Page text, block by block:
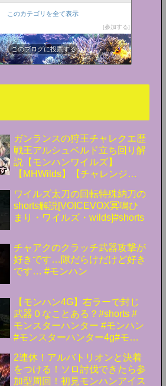
ングBTOパソコン総研
ちブログ
会化黙示録
ミングPCランキング
このカテゴリを全て表示
参加する
このブログに投票する
ガンランスの狩王チャレクエ歴
戦王アルシュベルド立ち回り解
説【モンハンワイルズ】
【MHWilds】【チャレンジク
ワイルズ太刀の回転特殊納刀の
shorts解説[VOICEVOX冥鳴ひ
まり・ワイルズ・wilds]#shorts
チャアクのクラッチ武器攻撃が
好きです…隙だらけだけど好き
です… #モンハン
【モンハン4G】右ラーで封じ
武器０なことある？#shorts #
モンスターハンター #モンハン
#モンスターハンター4g#モン
2連休！アルバトリオンと決着
をつける！ソロ討伐できたら参
加型周回！初見モンハンアイス